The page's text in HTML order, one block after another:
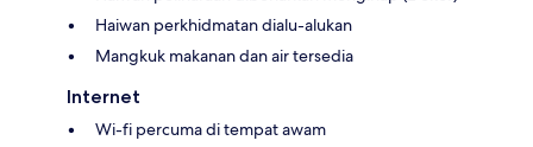
Haiwan perkhidmatan dialu-alukan
Mangkuk makanan dan air tersedia
Internet
Wi-fi percuma di tempat awam